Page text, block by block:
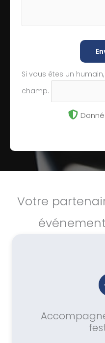
Si vous êtes un
champ.
Votre